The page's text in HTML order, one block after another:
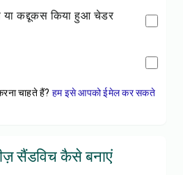
या कद्दूकस किया हुआ चेडर
चाहते हैं? हम इसे आपको ईमेल कर सकते
सैंडविच कैसे बनाएं